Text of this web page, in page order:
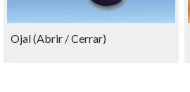
Ojal (Abrir / Cerrar)